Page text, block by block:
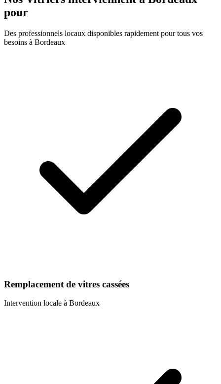
pour
Des professionnels locaux disponibles rapidement pour tous vos
besoins à Bordeaux
Remplacement de vitres cassées
Intervention locale à Bordeaux